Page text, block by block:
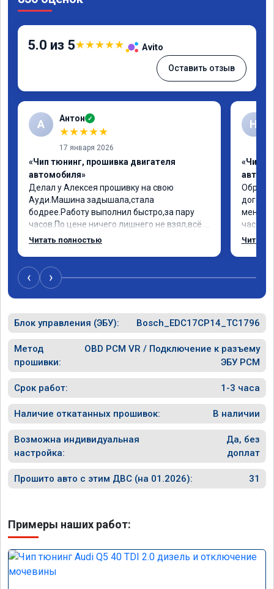
5.0 из 5★★★★★ Avito
Оставить отзыв
А Антон ✓
★★★★★
17 января 2026
«Чип тюнинг, прошивка двигателя
автомобиля»
Делал у Алексея прошивку на свою
Ауди.Машина задышала,стала
бодрее.Работу выполнил быстро,за пару
часов.По цене ничего лишнего не взял,всё
как договаривались заранее.После работы
случае поломки авто.Однозначно
рекомендую Алексея как грамотного
специалиста!
Читать полностью
Н
«Чип
меня
час
Арман
Читать
‹ ›
Блок управления (ЭБУ): Bosch_EDC17CP14_TC1796
Метод
прошивки:
OBD PCM VR / Подключение к разъему
ЭБУ PCM
Срок работ: 1-3 часа
Наличие откатанных прошивок: В наличии
Возможна индивидуальная
настройка:
Да, без
доплат
Прошито авто с этим ДВС (на 01.2026): 31
Примеры наших работ: